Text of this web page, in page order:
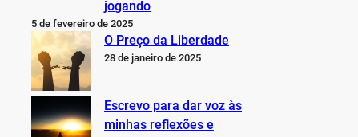
jogando
5 de fevereiro de 2025
O Preço da Liberdade
28 de janeiro de 2025
Escrevo para dar voz às
minhas reflexões e